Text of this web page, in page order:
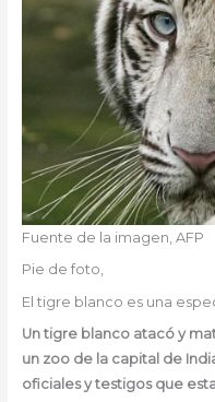
Fuente de la imagen, AFP
Pie de foto,
El tigre blanco es una
Un tigre blanco atacó y
un zoo de la capital de
oficiales y testigos que